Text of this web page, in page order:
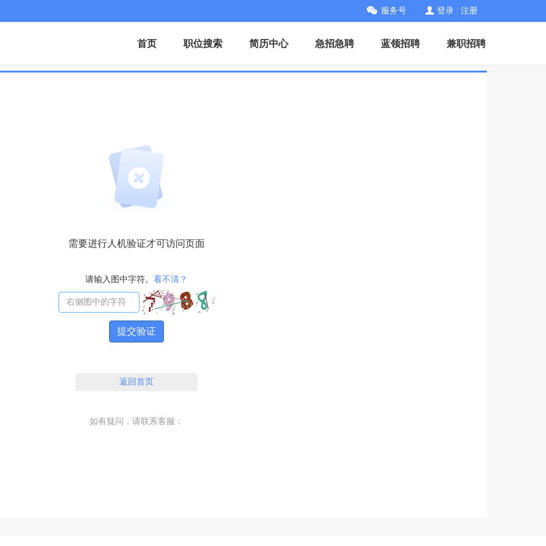
服务号 登录 注册
首页 职位搜索 简历中心 急招急聘 蓝领招聘 兼职招聘
需要进行人机验证才可访问页面
请输入图中字符。 看不清？
提交验证
返回首页
如有疑问，请联系客服：